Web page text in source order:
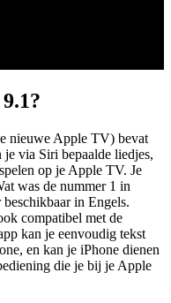
nieuwe Apple TV) bevat
via Siri bepaalde liedjes,
op je Apple TV. Je
was de nummer 1 in
in Engels.
compatibel met de
kan je eenvoudig tekst
en kan je iPhone dienen
die je bij je Apple